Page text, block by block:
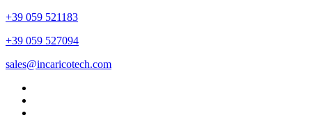
+39 059 521183
+39 059 527094
sales@incaricotech.com